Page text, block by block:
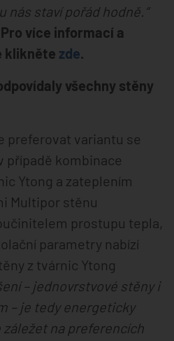
nás staví pořád hodně.“
Pro více informací a
klikněte zde.
všechny stěny
preferovat variantu se
případě kombinace
Ytong a zateplením
Multipor stěnu
prostupu tepla,
parametry nabízí
z tvárnic Ytong
– jednovrstvové stěny i
– je tedy energeticky
na preferencích